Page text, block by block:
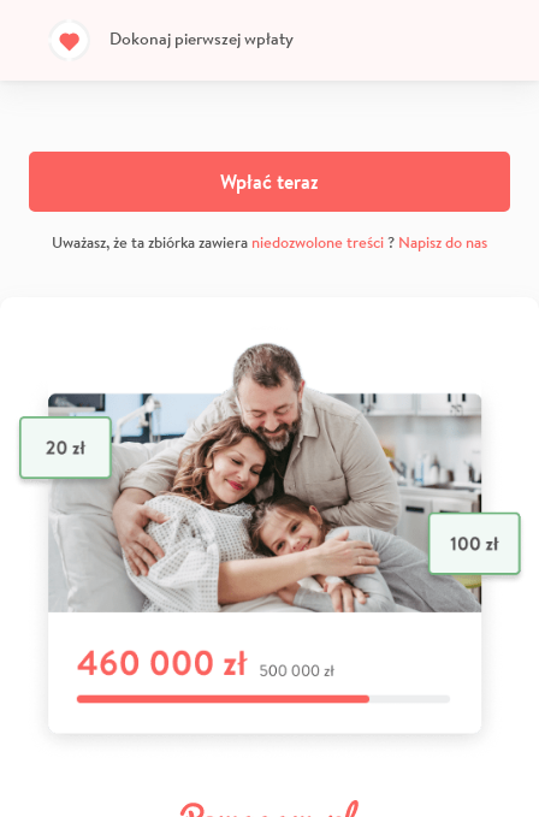
Dokonaj pierwszej wpłaty
Wpłać teraz
Uważasz, że ta zbiórka zawiera niedozwolone treści? Napisz do nas